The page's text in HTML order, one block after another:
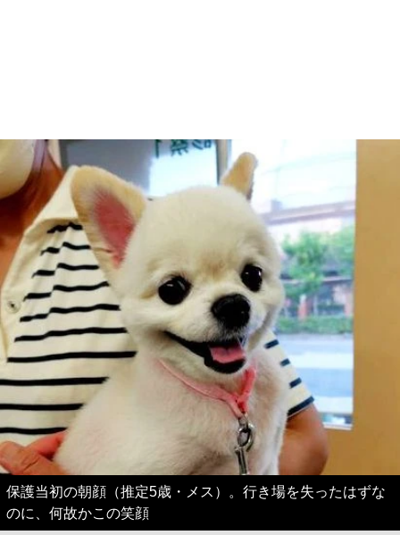
保護当初の朝顔（推定5歳・メス）。行き場を失ったはずな
のに、何故かこの笑顔